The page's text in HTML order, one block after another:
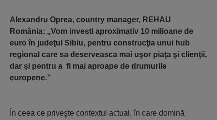
Alexandru Oprea, country manager, REHAU
România: „Vom investi aproximativ 10 milioane de
euro în judeţul Sibiu, pentru construcţia unui hub
regional care sa deserveasca mai uşor piaţa şi clienţii,
dar şi pentru a  fi mai aproape de drumurile
europene.”
În ceea ce priveşte contextul actual, în care domină